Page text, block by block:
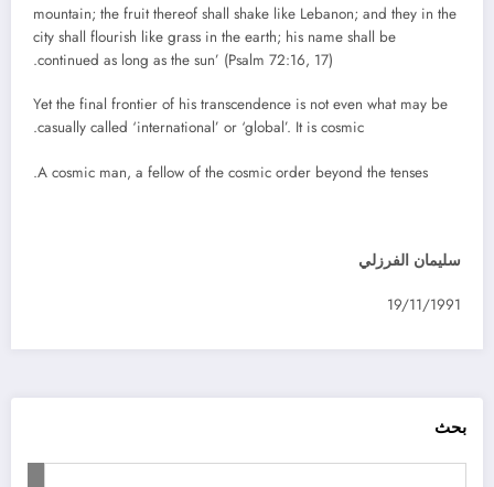
mountain; the fruit thereof shall shake like Lebanon; and they in the
city shall flourish like grass in the earth; his name shall be
continued as long as the sun’ (Psalm 72:16, 17).
Yet the final frontier of his transcendence is not even what may be
casually called ‘international’ or ‘global’. It is cosmic.
A cosmic man, a fellow of the cosmic order beyond the tenses.
سليمان الفرزلي
19/11/1991
بحث